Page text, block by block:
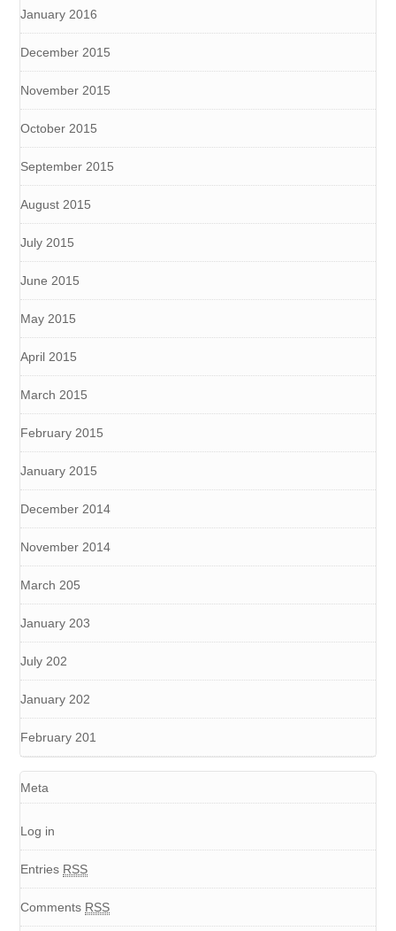
January 2016
December 2015
November 2015
October 2015
September 2015
August 2015
July 2015
June 2015
May 2015
April 2015
March 2015
February 2015
January 2015
December 2014
November 2014
March 205
January 203
July 202
January 202
February 201
Meta
Log in
Entries RSS
Comments RSS